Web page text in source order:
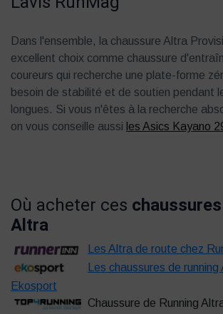
Dans l'ensemble, la chaussure Altra
excellent choix comme chaussure
coureurs qui recherche une plate-forme
besoin de stabilité et de soutien pendant
longues. Si vous n'êtes à la recherche
on vous conseille aussi les Asics Kayano
Où acheter ces
Altra
Les Altra de route chez
Les chaussures de
Ekosport
Chaussure de Running